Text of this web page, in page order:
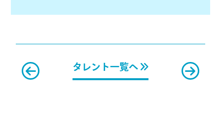
タレント一覧へ